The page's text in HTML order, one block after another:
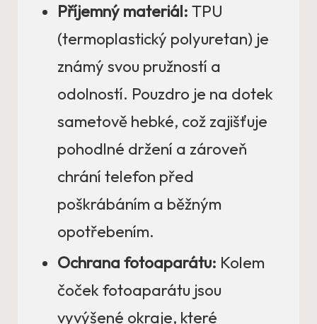
Příjemný materiál: TPU
(termoplastický polyuretan) je
známý svou pružností a
odolností. Pouzdro je na dotek
sametově hebké, což zajišťuje
pohodlné držení a zároveň
chrání telefon před
poškrábáním a běžným
opotřebením.
Ochrana fotoaparátu: Kolem
čoček fotoaparátu jsou
vyvýšené okraje, které